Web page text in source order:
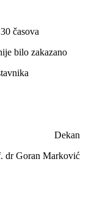
časova
bilo zakazano
Dekan
dr Goran Marković